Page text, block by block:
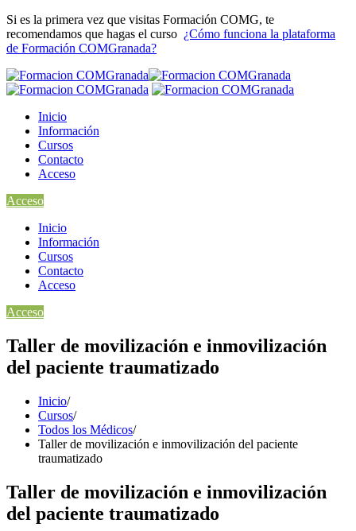
Si es la primera vez que visitas Formación COMG, te
recomendamos que hagas el curso ¿Cómo funciona la plataforma
de Formación COMGranada?
Inicio
Información
Cursos
Contacto
Acceso
Acceso
Inicio
Información
Cursos
Contacto
Acceso
Acceso
Taller de movilización e inmovilización
del paciente traumatizado
Inicio/
Cursos/
Todos los Médicos/
Taller de movilización e inmovilización del paciente
traumatizado
Taller de movilización e inmovilización
del paciente traumatizado